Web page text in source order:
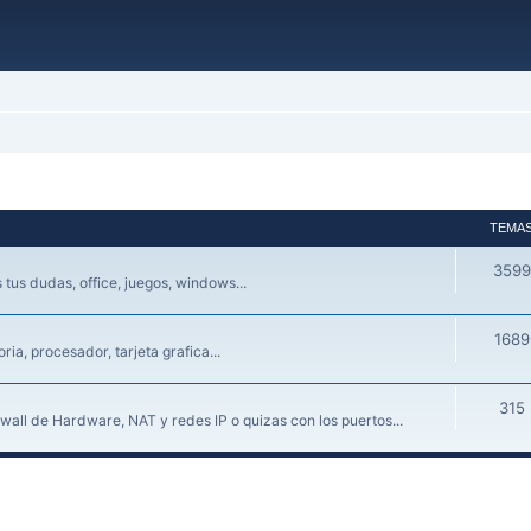
dudas, office, juegos, windows...
3599
procesador, tarjeta grafica...
1689
de Hardware, NAT y redes IP o quizas con los puertos...
315